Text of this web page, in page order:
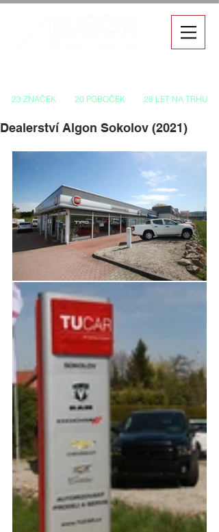
23 ZNAČEK 20 POBOČEK 28 LET NA TRHU
Dealerství Algon Sokolov (2021)